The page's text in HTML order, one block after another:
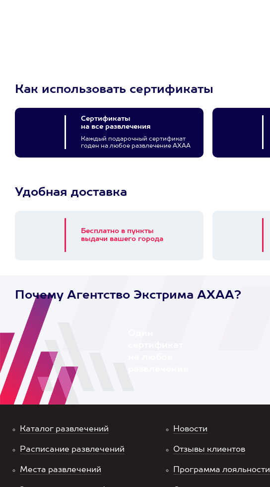
Как использовать сертификаты
Сертификаты
на все развлечения
Каждый подарочный сертификат
годен на любое развлечение АХАА
Удобная доставка
Бесплатно в пункты
выдачи вашего города
Почему Агентство Экстрима AXAA?
Каталог развлечений
Расписание развлечений
Места развлечений
Новости
Отзывы клиентов
Программа лояльности